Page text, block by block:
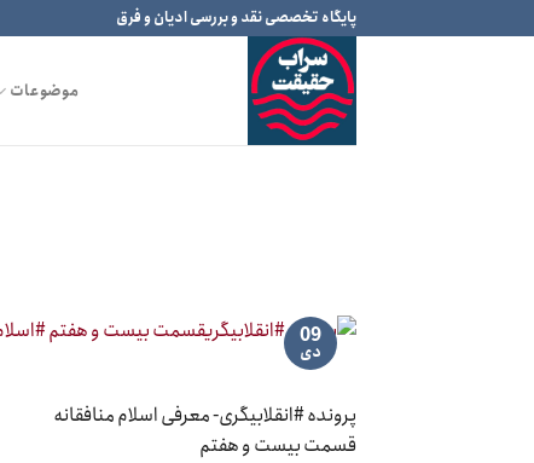
to
پایگاه تخصصی نقد و بررسی ادیان و فرق
موضوعات
09
دی
پرونده #انقلابیگری- معرفی اسلام منافقانه
قسمت بیست و هفتم